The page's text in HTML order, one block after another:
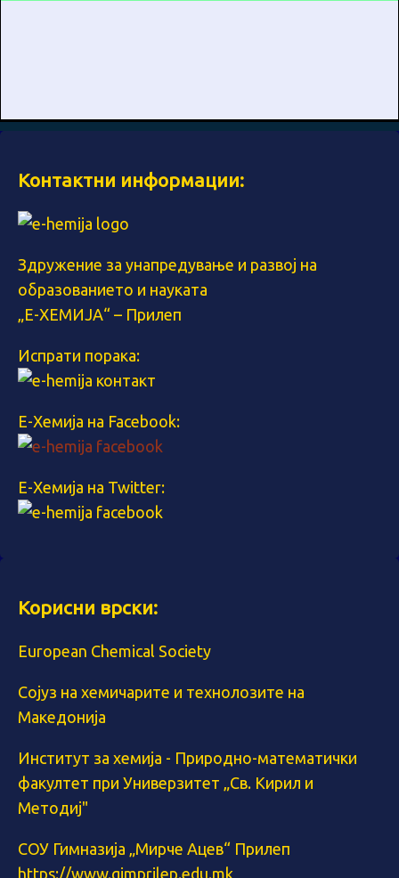
Контактни информации:
Здружение за унапредување и развој на
образованието и науката
„Е-ХЕМИЈА“ – Прилеп
Испрати порака:
Е-Хемија на Facebook:
Е-Хемија на Twitter:
Корисни врски:
European Chemical Society
Сојуз на хемичарите и технолозите на
Македонија
Институт за хемија - Природно-математички
факултет при Универзитет „Св. Кирил и
Методиј"
СОУ Гимназија „Мирче Ацев“ Прилеп
https://www.gimprilep.edu.mk